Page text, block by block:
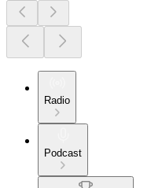
Radio
Podcast